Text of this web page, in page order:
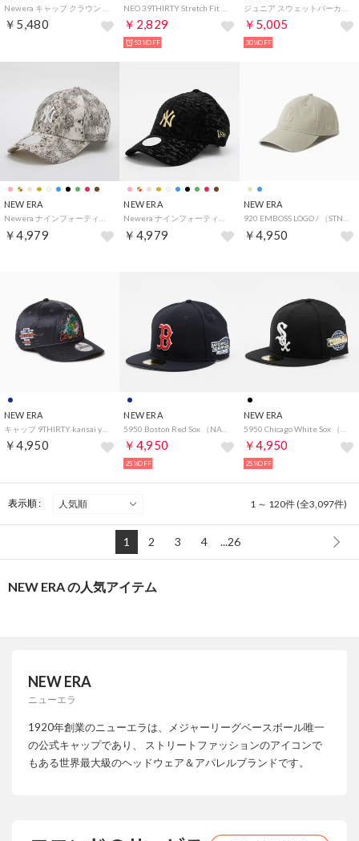
￥5,480 ￥2,829
53%OFF
￥5,005
30%OFF
NEW ERA
￥4,979
NEW ERA
￥4,979
NEW ERA
￥4,950
NEW ERA
￥4,950
NEW ERA
￥4,950
25%OFF
NEW ERA
￥4,950
25%OFF
表示順 : 1 ～ 120件 (全3,097件)
1 2 3 4 ...26
NEW ERA の人気アイテム
NEW ERA
ニューエラ
1920年創業のニューエラは、メジャーリーグベースボール唯一
の公式キャップであり、 ストリートファッションのアイコンで
もある世界最大級のヘッドウェア＆アパレルブランドです。